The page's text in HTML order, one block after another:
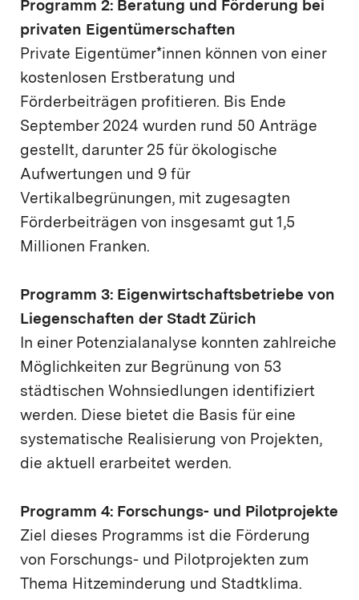
Programm 2: Beratung und Förderung bei
privaten Eigentümerschaften
Private Eigentümer*innen können von einer
kostenlosen Erstberatung und
Förderbeiträgen profitieren. Bis Ende
September 2024 wurden rund 50 Anträge
gestellt, darunter 25 für ökologische
Aufwertungen und 9 für
Vertikalbegrünungen, mit zugesagten
Förderbeiträgen von insgesamt gut 1,5
Millionen Franken.
Programm 3: Eigenwirtschaftsbetriebe von
Liegenschaften der Stadt Zürich
In einer Potenzialanalyse konnten zahlreiche
Möglichkeiten zur Begrünung von 53
städtischen Wohnsiedlungen identifiziert
werden. Diese bietet die Basis für eine
systematische Realisierung von Projekten,
die aktuell erarbeitet werden.
Programm 4: Forschungs- und Pilotprojekte
Ziel dieses Programms ist die Förderung
von Forschungs- und Pilotprojekten zum
Thema Hitzeminderung und Stadtklima.